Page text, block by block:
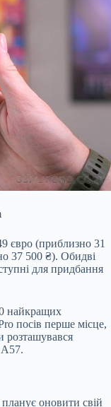
євро (приблизно 31
37 500 ₴). Обидві
для придбання
найкращих
посів перше місце,
розташувався
оновити свій